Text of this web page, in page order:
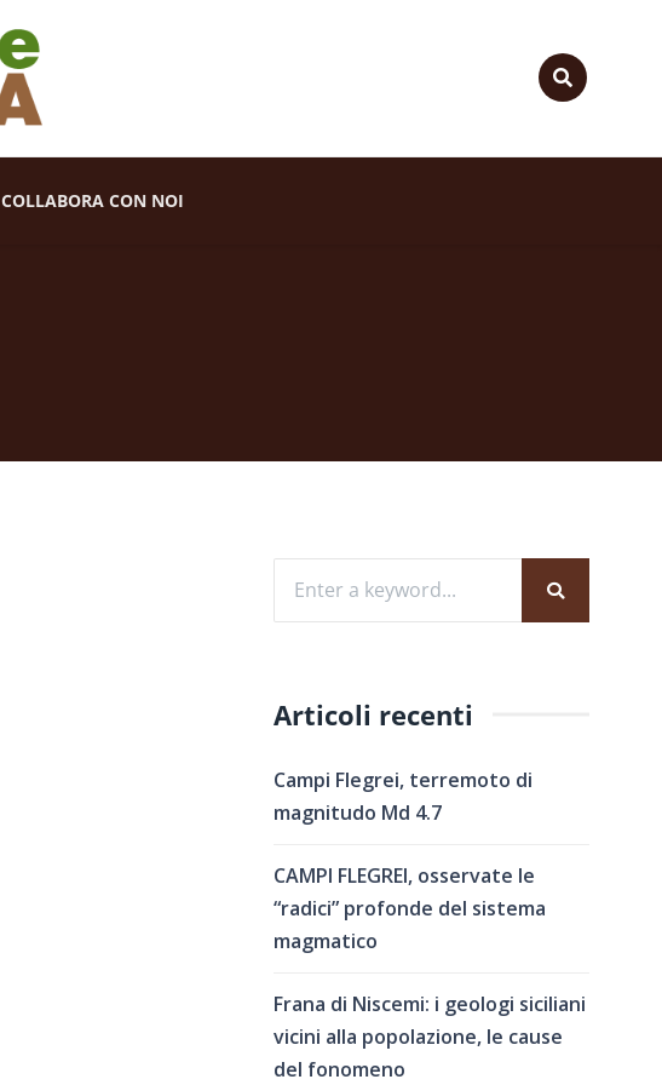
COLLABORA CON NOI
Articoli recenti
Campi Flegrei, terremoto di
magnitudo Md 4.7
CAMPI FLEGREI, osservate le
“radici” profonde del sistema
magmatico
Frana di Niscemi: i geologi siciliani
vicini alla popolazione, le cause
del fonomeno